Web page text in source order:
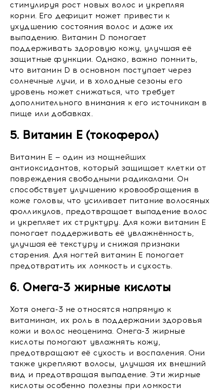
стимулируя рост новых волос и укрепляя
корни. Его дефицит может привести к
ухудшению состояния волос и даже их
выпадению. Витамин D помогает
поддерживать здоровую кожу, улучшая её
защитные функции. Однако, важно помнить,
что витамин D в основном поступает через
солнечные лучи, и в холодные сезоны его
уровень может снижаться, что требует
дополнительного внимания к его источникам в
пище или добавках.
5. Витамин E (токоферол)
Витамин E — один из мощнейших
антиоксидантов, который защищает клетки от
повреждения свободными радикалами. Он
способствует улучшению кровообращения в
коже головы, что усиливает питание волосяных
фолликулов, предотвращает выпадение волос
и укрепляет их структуру. Для кожи витамин E
помогает поддерживать её увлажнённость,
улучшая её текстуру и снижая признаки
старения. Для ногтей витамин E помогает
предотвратить их ломкость и сухость.
6. Омега-3 жирные кислоты
Хотя омега-3 не относятся напрямую к
витаминам, их роль в поддержании здоровья
кожи и волос неоценима. Омега-3 жирные
кислоты помогают увлажнять кожу,
предотвращают её сухость и воспаления. Они
также укрепляют волосы, улучшая их внешний
вид и предотвращая выпадение. Эти жирные
кислоты особенно полезны при ломкости